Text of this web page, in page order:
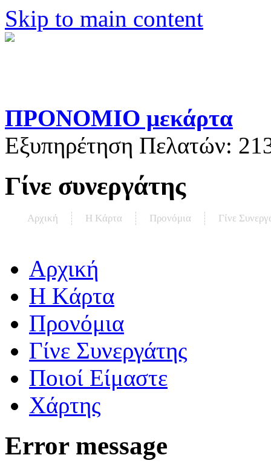
Skip to main content
ΠΡΟΝΟΜΙΟ μεκάρτα
Εξυπηρέτηση Πελατών:
Γίνε συνεργάτης
Αρχική Η Kάρτα Προνόμια Γίνε
Αρχική
Η Kάρτα
Προνόμια
Γίνε Συνεργάτης
Ποιοί Είμαστε
Χάρτης
Error message